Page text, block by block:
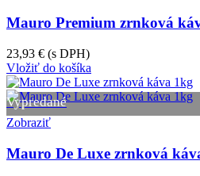
Mauro Premium zrnková
23,93 € (s DPH)
Vložiť do košíka
Vypredané
Zobraziť
Mauro De Luxe zrnková